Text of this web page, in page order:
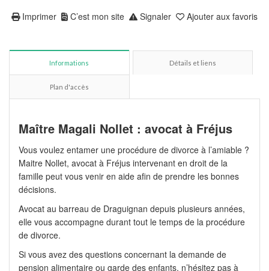
Ajouter aux favoris
Signaler
C’est mon site
Imprimer
Informations Détails et liens
Plan d'accès
Maître Magali Nollet : avocat à Fréjus
Vous voulez entamer une procédure de divorce à l’amiable ?
Maitre Nollet, avocat à Fréjus intervenant en droit de la
famille peut vous venir en aide afin de prendre les bonnes
décisions.
Avocat au barreau de Draguignan depuis plusieurs années,
elle vous accompagne durant tout le temps de la procédure
de divorce.
Si vous avez des questions concernant la demande de
pension alimentaire ou garde des enfants, n’hésitez pas à